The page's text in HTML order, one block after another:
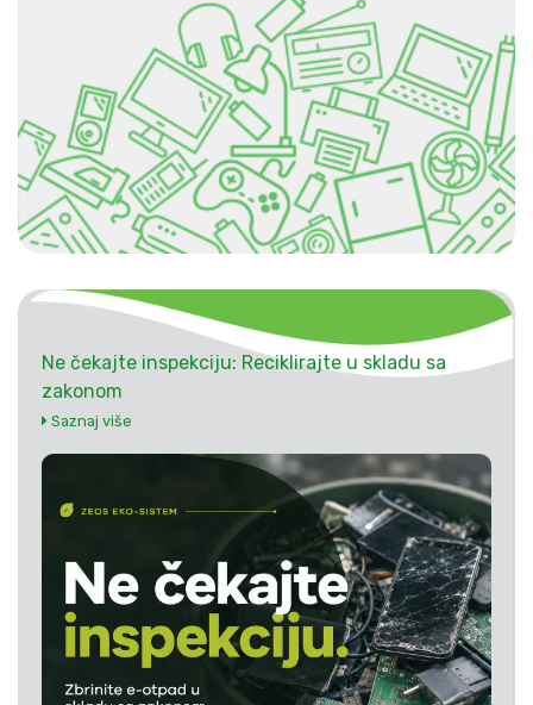
Ne čekajte inspekciju: Reciklirajte u skladu sa
zakonom
Saznaj više